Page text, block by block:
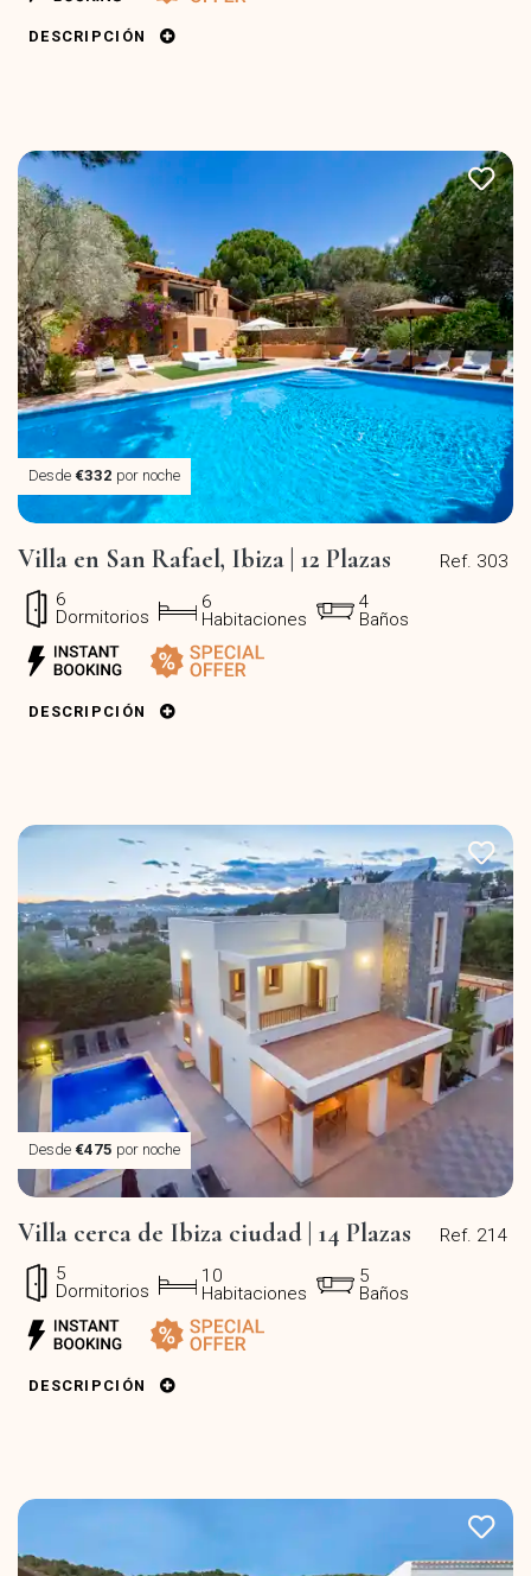
DESCRIPCIÓN
Desde €332 por noche
Ref. 303
Villa en San Rafael, Ibiza | 12 Plazas
6
Dormitorios
6
Habitaciones
4
Baños
DESCRIPCIÓN
Desde €475 por noche
Ref. 214
Villa cerca de Ibiza ciudad | 14 Plazas
5
Dormitorios
10
Habitaciones
5
Baños
DESCRIPCIÓN